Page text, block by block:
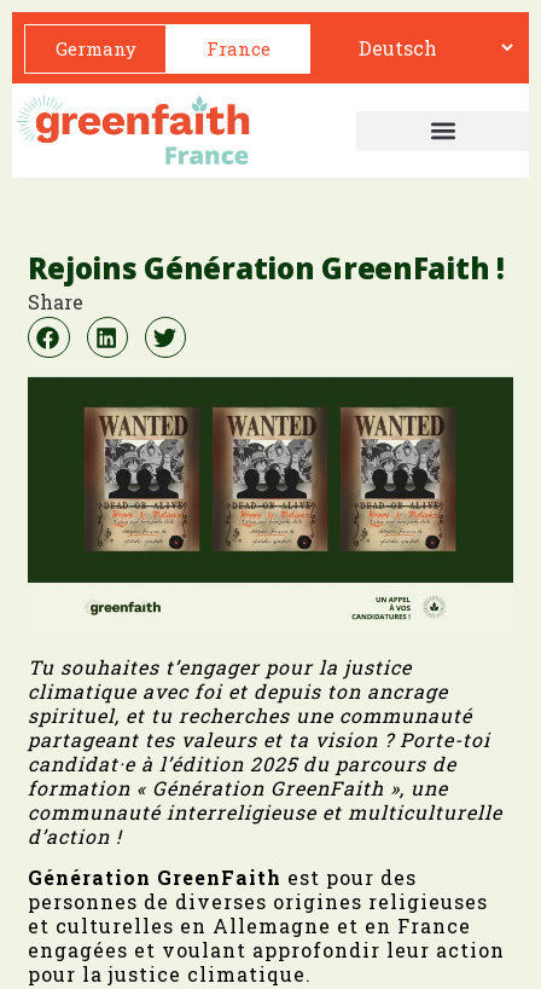
Germany France
Rejoins Génération GreenFaith !
Share
Tu souhaites t’engager pour la justice
climatique avec foi et depuis ton ancrage
spirituel, et tu recherches une communauté
partageant tes valeurs et ta vision ? Porte-toi
candidat·e à l’édition 2025 du parcours de
formation « Génération GreenFaith », une
communauté interreligieuse et multiculturelle
d’action !
Génération GreenFaith est pour des
personnes de diverses origines religieuses
et culturelles en Allemagne et en France
engagées et voulant approfondir leur action
pour la justice climatique.